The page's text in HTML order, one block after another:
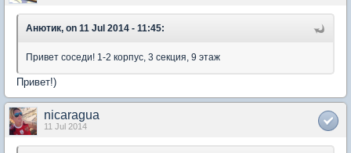
Анютик, on 11 Jul 2014 - 11:45:
Привет соседи! 1-2 корпус, 3 секция, 9 этаж
Привет!)
nicaragua
11 Jul 2014